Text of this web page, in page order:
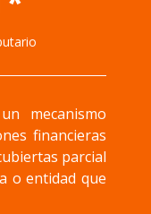
mecanismo
financieras
parcial
o entidad que